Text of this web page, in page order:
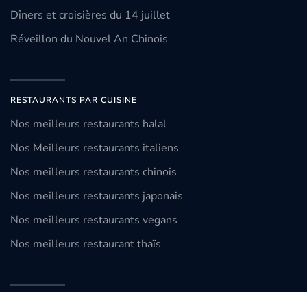
Dîners et croisières du 14 juillet
Réveillon du Nouvel An Chinois
RESTAURANTS PAR CUISINE
Nos meilleurs restaurants halal
Nos Meilleurs restaurants italiens
Nos meilleurs restaurants chinois
Nos meilleurs restaurants japonais
Nos meilleurs restaurants vegans
Nos meilleurs restaurant thaïs